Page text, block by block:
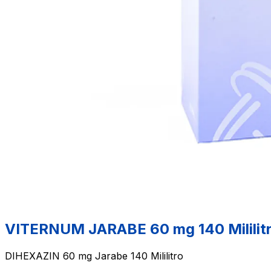
VITERNUM JARABE 60 mg 140
DIHEXAZIN 60 mg Jarabe 140 Mililitro